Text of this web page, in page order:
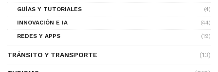
GUÍAS Y TUTORIALES
(4)
INNOVACIÓN E IA
(44)
REDES Y APPS
(19)
TRÁNSITO Y TRANSPORTE (13)